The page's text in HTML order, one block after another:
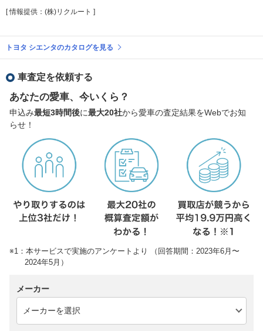
[ 情報提供：(株)リクルート ]
トヨタ シエンタのカタログを見る
車査定を依頼する
あなたの愛車、今いくら？
申込み最短3時間後に最大20社から愛車の査定結果をWebでお知
らせ！
※1：本サービスで実施のアンケートより （回答期間：2023年6月〜
2024年5月）
メーカー